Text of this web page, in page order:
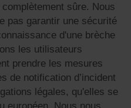
sûre. Nous
pas garantir une sécurité
d'une brèche
les utilisateurs
prendre les mesures
de notification d’incident
légales, qu'elles se
européen. Nous nous